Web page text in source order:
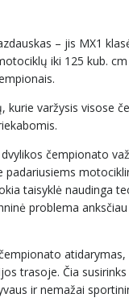
– jis MX1
iki 125 kub.
varžysis visose
čempionato
taisyklė naudinga
problema
trasoje. Čia
ir nemažai